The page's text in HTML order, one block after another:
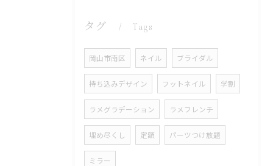
タグ Tags
岡山市南区 ネイル ブライダル
持ち込みデザイン フットネイル 学割
ラメグラデーション ラメフレンチ
埋め尽くし 定額 パーツつけ放題
ミラー